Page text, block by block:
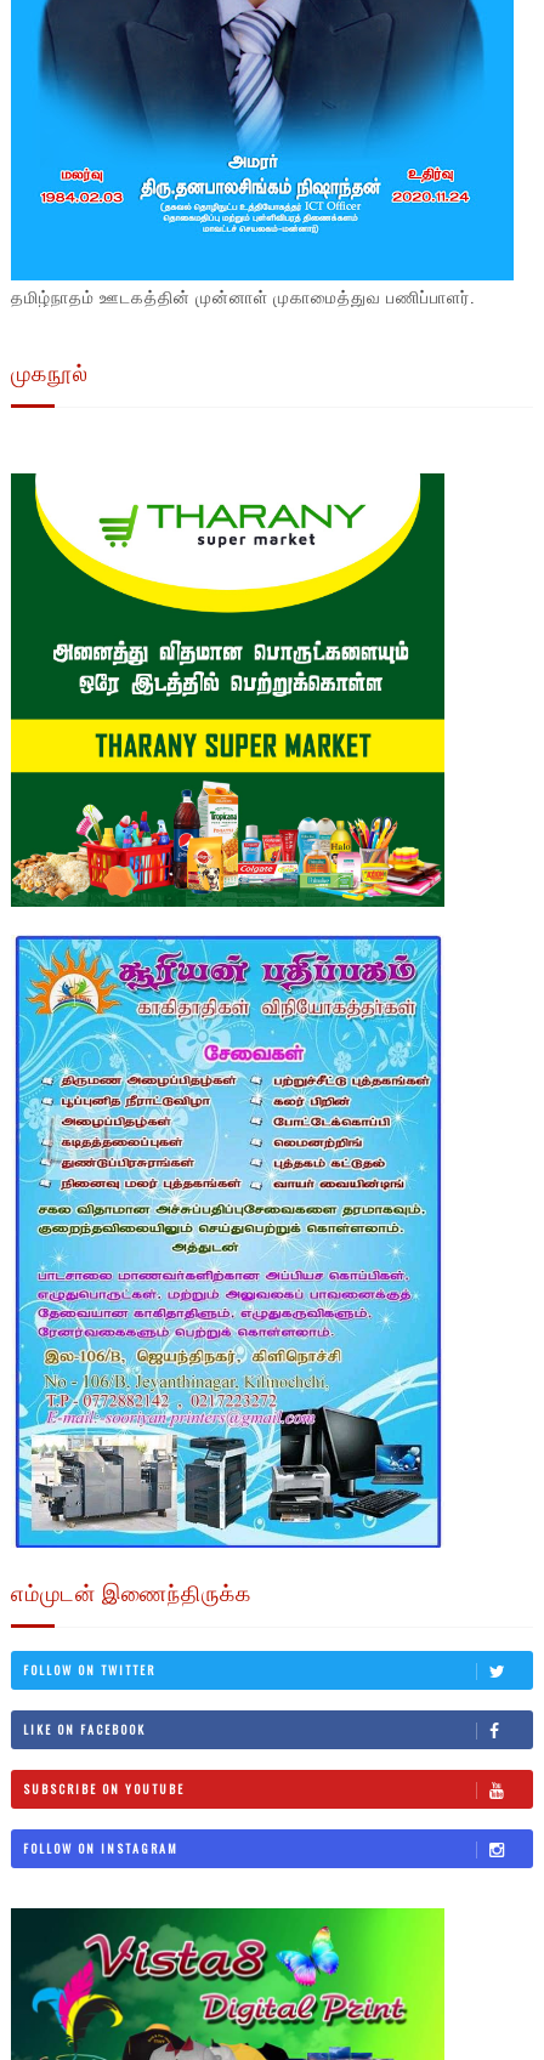
தமிழ்நாதம் ஊடகத்தின் முன்னாள் முகாமைத்துவ பணிப்பாளர்.
முகநூல்
எம்முடன் இணைந்திருக்க
FOLLOW ON TWITTER
LIKE ON FACEBOOK
SUBSCRIBE ON YOUTUBE
FOLLOW ON INSTAGRAM